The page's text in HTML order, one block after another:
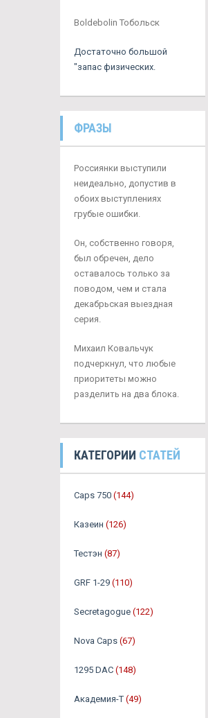
Boldebolin Тобольск
Достаточно большой
"запас физических.
ФРАЗЫ
Россиянки выступили
неидеально, допустив в
обоих выступлениях
грубые ошибки.
Он, собственно говоря,
был обречен, дело
оставалось только за
поводом, чем и стала
декабрьская выездная
серия.
Михаил Ковальчук
подчеркнул, что любые
приоритеты можно
разделить на два блока.
КАТЕГОРИИ СТАТЕЙ
Caps 750 (144)
Казеин (126)
Тестэн (87)
GRF 1-29 (110)
Secretagogue (122)
Nova Caps (67)
1295 DAC (148)
Академия-Т (49)